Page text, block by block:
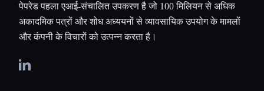
पेपरेड पहला एआई-संचालित उपकरण है जो 100 मिलियन से अधिक
अकादमिक पत्रों और शोध अध्ययनों से व्यावसायिक उपयोग के मामलों
और कंपनी के विचारों को उत्पन्न करता है।